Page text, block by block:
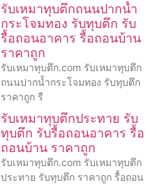
รับเหมาทุบตึกถนนปากน้ำ
กระโจมทอง รับทุบตึก รับ
รื้อถอนอาคาร รื้อถอนบ้าน
ราคาถูก
รับเหมาทุบตึก.com รับเหมาทุบตึก
ถนนปากน้ำกระโจมทอง รับทุบตึก
ราคาถูก รื
รับเหมาทุบตึกประทาย รับ
ทุบตึก รับรื้อถอนอาคาร รื้อ
ถอนบ้าน ราคาถูก
รับเหมาทุบตึก.com รับเหมาทุบตึก
ประทาย รับทุบตึก ราคาถูก รื้อถอน